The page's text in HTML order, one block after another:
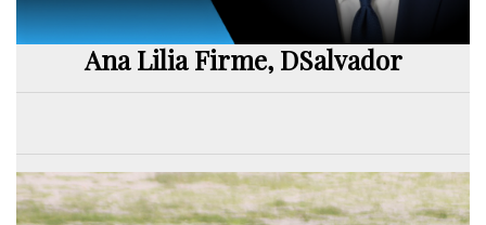
Ana Lilia Firme, DSalvador